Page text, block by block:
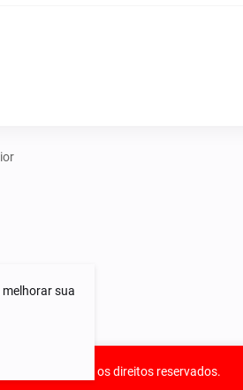
Piauí - Todos os direitos reservados.
sua